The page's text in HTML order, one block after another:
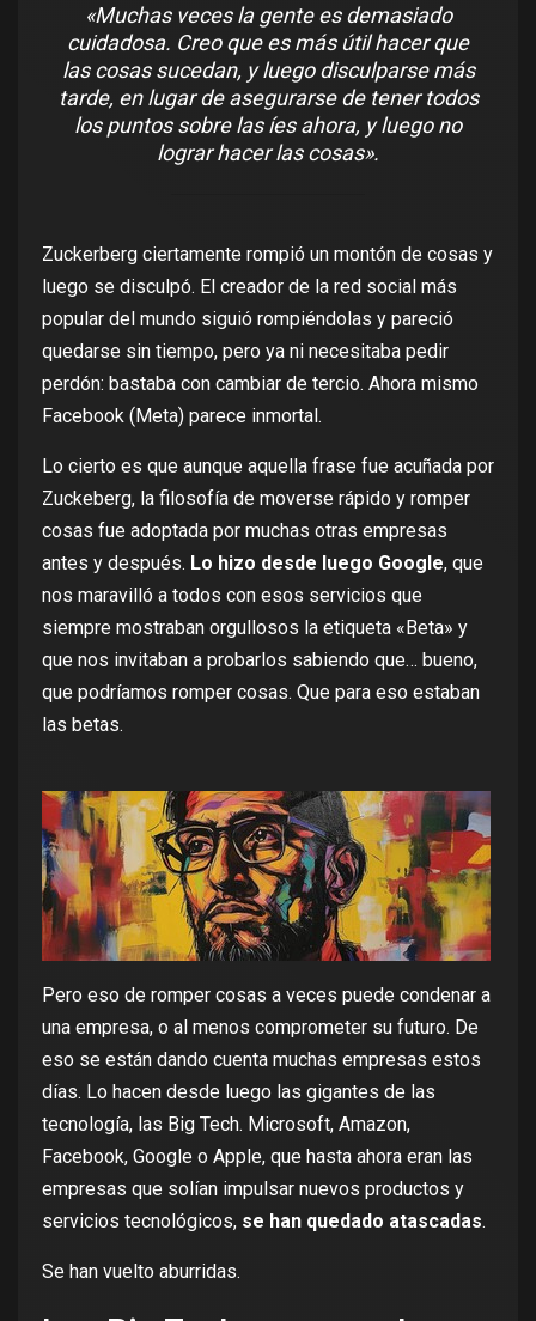
«Muchas veces la gente es demasiado
cuidadosa. Creo que es más útil hacer que
las cosas sucedan, y luego disculparse más
tarde, en lugar de asegurarse de tener todos
los puntos sobre las íes ahora, y luego no
lograr hacer las cosas».
Zuckerberg ciertamente rompió un montón de cosas y
luego se disculpó. El creador de la red social más
popular del mundo siguió rompiéndolas y pareció
quedarse sin tiempo, pero ya ni necesitaba pedir
perdón: bastaba con cambiar de tercio. Ahora mismo
Facebook (Meta) parece inmortal.
Lo cierto es que aunque aquella frase fue acuñada por
Zuckeberg, la filosofía de moverse rápido y romper
cosas fue adoptada por muchas otras empresas
antes y después. Lo hizo desde luego Google, que
nos maravilló a todos con esos servicios que
siempre mostraban orgullosos la etiqueta «Beta» y
que nos invitaban a probarlos sabiendo que… bueno,
que podríamos romper cosas. Que para eso estaban
las betas.
Pero eso de romper cosas a veces puede condenar a
una empresa, o al menos comprometer su futuro. De
eso se están dando cuenta muchas empresas estos
días. Lo hacen desde luego las gigantes de las
tecnología, las Big Tech. Microsoft, Amazon,
Facebook, Google o Apple, que hasta ahora eran las
empresas que solían impulsar nuevos productos y
servicios tecnológicos, se han quedado atascadas.
Se han vuelto aburridas.